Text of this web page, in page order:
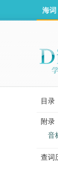
海词
目录
附录
音
查词